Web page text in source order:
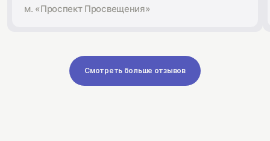
м. «Проспект Просвещения»
Смотреть больше отзывов